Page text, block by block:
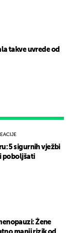
5 sigurnih vježbi
poboljšati
Žene
takve uvrede od